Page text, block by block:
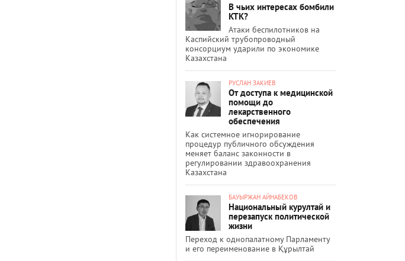
В чьих интересах бомбили
КТК?
Атаки беспилотников на
Каспийский трубопроводный
консорциум ударили по экономике
Казахстана
РУСЛАН ЗАКИЕВ
От доступа к медицинской
помощи до
лекарственного
обеспечения
Как системное игнорирование
процедур публичного обсуждения
меняет баланс законности в
регулировании здравоохранения
Казахстана
БАУЫРЖАН АЙНАБЕКОВ
Национальный курултай и
перезапуск политической
жизни
Переход к однопалатному Парламенту
и его переименование в Құрылтай